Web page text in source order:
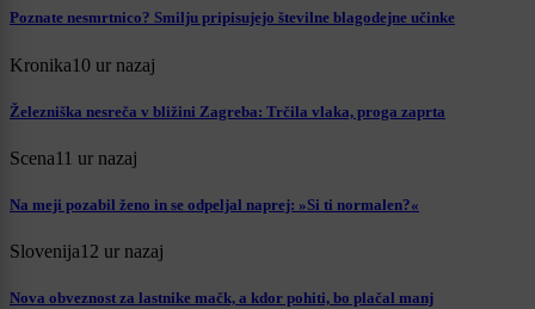
Poznate nesmrtnico? Smilju pripisujejo številne blagodejne učinke
Kronika10 ur nazaj
Železniška nesreča v bližini Zagreba: Trčila vlaka, proga zaprta
Scena11 ur nazaj
Na meji pozabil ženo in se odpeljal naprej: »Si ti normalen?«
Slovenija12 ur nazaj
Nova obveznost za lastnike mačk, a kdor pohiti, bo plačal manj